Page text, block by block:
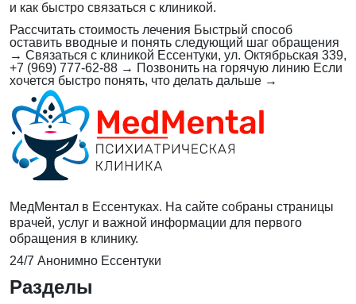
и как быстро связаться с клиникой.
Рассчитать стоимость лечения Быстрый способ
оставить вводные и понять следующий шаг обращения
→ Связаться с клиникой Ессентуки, ул. Октябрьская 339,
+7 (969) 777-62-88 → Позвонить на горячую линию Если
хочется быстро понять, что делать дальше →
МедМентал в Ессентуках. На сайте собраны страницы
врачей, услуг и важной информации для первого
обращения в клинику.
24/7 Анонимно Ессентуки
Разделы